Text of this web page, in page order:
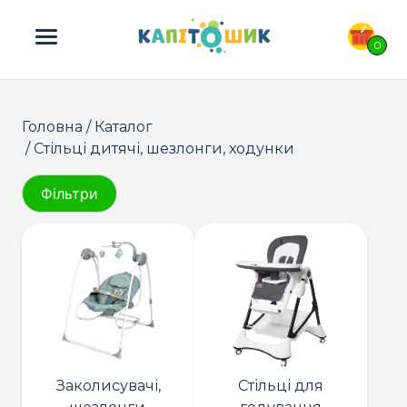
0
ПОШУК ТОВАРІВ:
Головна / Каталог
/ Стільці дитячі, шезлонги, ходунки
Фільтри
Заколисувачі,
Стільці для